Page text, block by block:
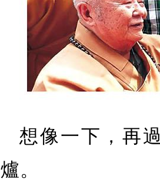
想像一下，再
爐。